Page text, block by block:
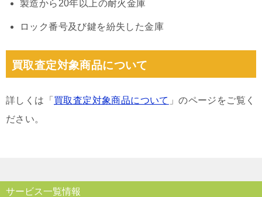
製造から20年以上の耐火金庫
ロック番号及び鍵を紛失した金庫
買取査定対象商品について
詳しくは「 買取査定対象商品について 」のページをご覧く
ださい。
サービス一覧情報